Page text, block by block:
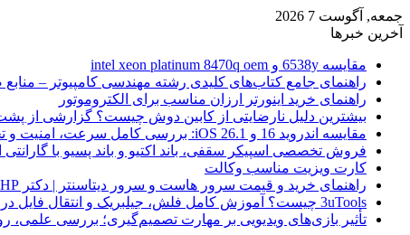
جمعه, آگوست 7 2026
آخرین خبرها
مقایسه 6538y و intel xeon platinum 8470q oem
راهنمای جامع کتاب‌های کلیدی رشته مهندسی کامپیوتر –
راهنمای خرید اینورتر ارزان مناسب برای الکتروموتور
بیشترین دلیل نارضایتی از کابین دوش چیست؟ گزارشی از
مقایسه اندروید 16 و iOS 26.1: بررسی کامل سرعت، امنیت و تجربه کاربری
فروش تخصصی اسپیکر سقفی، باند اکتیو و باند پسیو با گارانتی
کارت ویزیت مناسب وکالت
راهنمای خرید و قیمت سرور هاست و سرور دیتاسنتر | دکتر HP
3uTools چیست؟ آموزش کامل فلش، جیلبریک و انتقال فایل در آیفون
تأثیر بازی‌های ویدیویی بر مهارت تصمیم‌گیری؛ بررسی علمی،